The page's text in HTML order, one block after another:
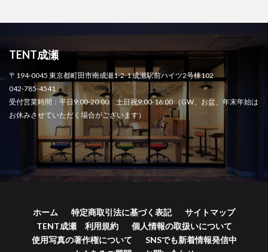
TENT成瀬
〒194-0045 東京都町田市南成瀬1-2-1 成瀬駅前ハイツ2号棟102
042-785-4541
受付営業時間：平日9:00-20:00 土日祝9:00-16:00 （GW、お盆、年末年始は
お休みさせていただく場合がございます）
ホーム 特定商取引法に基づく表記
サイトマップ
TENT成瀬 利用規約
個人情報の取扱いについて
使用写真の著作権について
SNSでも新着情報発信中